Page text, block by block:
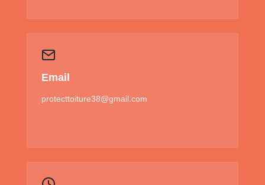
Email
protecttoiture38@gmail.com